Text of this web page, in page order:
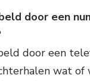
door een
door een
wat of